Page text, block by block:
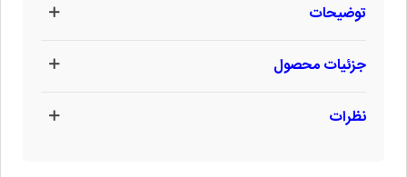
توضیحات
جزئیات محصول
نظرات